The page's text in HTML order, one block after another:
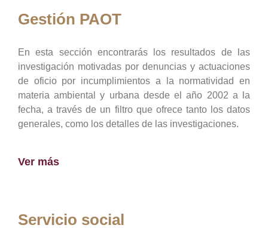
Gestión PAOT
En esta sección encontrarás los resultados de las
investigación motivadas por denuncias y actuaciones
de oficio por incumplimientos a la normatividad en
materia ambiental y urbana desde el año 2002 a la
fecha, a través de un filtro que ofrece tanto los datos
generales, como los detalles de las investigaciones.
Ver más
Servicio social